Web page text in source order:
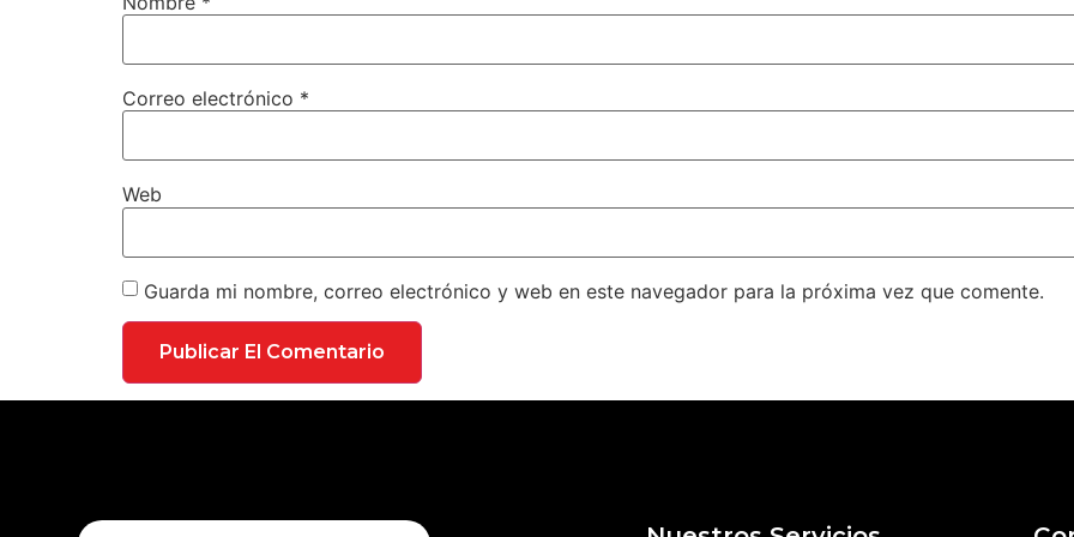
Correo electrónico *
Web
Guarda mi nombre, correo electrónico y web en este navegador para la próxima vez que comente.